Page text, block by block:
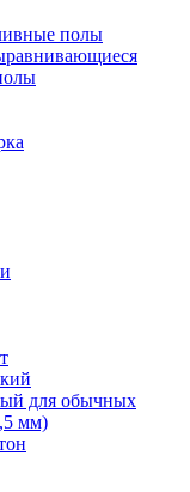
полы
для обычных
мм)